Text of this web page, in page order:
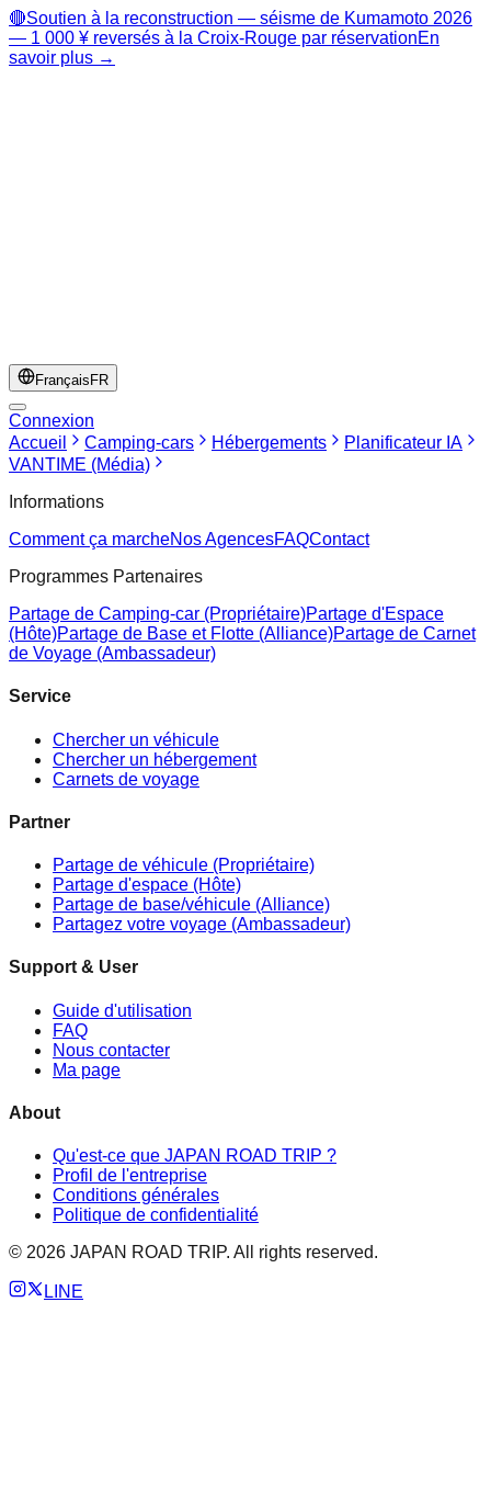
🔴Soutien à la reconstruction — séisme de Kumamoto 2026
— 1 000 ¥ reversés à la Croix-Rouge par réservationEn
savoir plus →
Français FR
Connexion
Accueil
Camping-cars Hébergements
Planificateur IA
VANTIME (Média)
Informations
Comment ça marcheNos AgencesFAQContact
Programmes Partenaires
Partage de Camping-car (Propriétaire)Partage d'Espace
(Hôte)Partage de Base et Flotte (Alliance)Partage de Carnet
de Voyage (Ambassadeur)
Service
Chercher un véhicule
Chercher un hébergement
Carnets de voyage
Partner
Partage de véhicule (Propriétaire)
Partage d'espace (Hôte)
Partage de base/véhicule (Alliance)
Partagez votre voyage (Ambassadeur)
Support & User
Guide d'utilisation
FAQ
Nous contacter
Ma page
About
Qu'est-ce que JAPAN ROAD TRIP ?
Profil de l'entreprise
Conditions générales
Politique de confidentialité
© 2026 JAPAN ROAD TRIP. All rights reserved.
LINE